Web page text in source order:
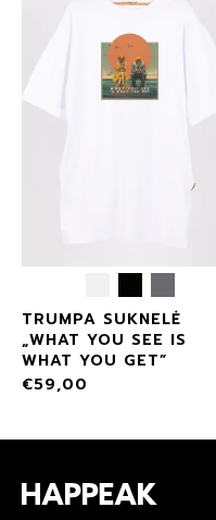
TRUMPA SUKNELĖ
„WHAT YOU SEE IS
WHAT YOU GET”
€59,00